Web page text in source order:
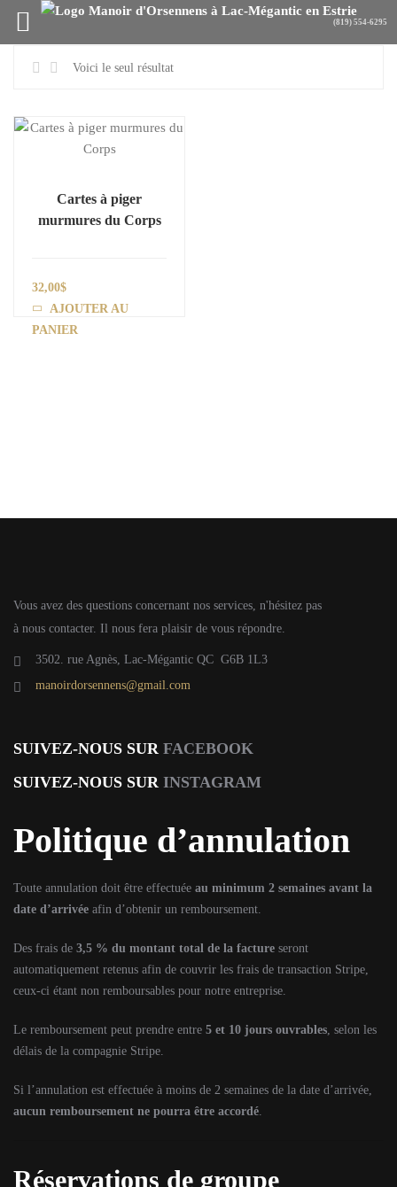
Voici le seul résultat
Cartes à piger
murmures du Corps
32,00$
AJOUTER AU
PANIER
Vous avez des questions concernant nos services, n'hésitez pas
à nous contacter. Il nous fera plaisir de vous répondre.
3502. rue Agnès, Lac-Mégantic QC G6B 1L3
manoirdorsennens@gmail.com
SUIVEZ-NOUS SUR FACEBOOK
SUIVEZ-NOUS SUR INSTAGRAM
Politique d’annulation
Toute annulation doit être effectuée au minimum 2 semaines avant la
date d’arrivée afin d’obtenir un remboursement.
Des frais de 3,5 % du montant total de la facture seront
automatiquement retenus afin de couvrir les frais de transaction Stripe,
ceux-ci étant non remboursables pour notre entreprise.
Le remboursement peut prendre entre 5 et 10 jours ouvrables, selon les
délais de la compagnie Stripe.
Si l’annulation est effectuée à moins de 2 semaines de la date d’arrivée,
aucun remboursement ne pourra être accordé.
Réservations de groupe